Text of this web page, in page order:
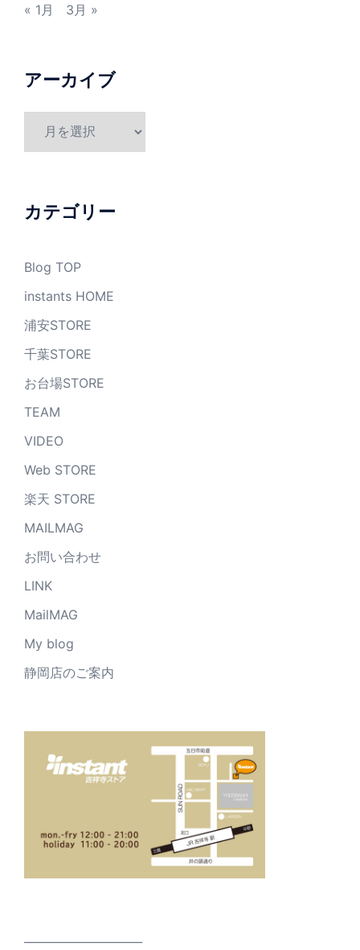
« 1月
3月 »
アーカイブ
ブ
カテゴリー
Blog TOP
instants HOME
浦安STORE
千葉STORE
お台場STORE
TEAM
VIDEO
Web STORE
楽天 STORE
MAILMAG
お問い合わせ
LINK
MailMAG
My blog
静岡店のご案内